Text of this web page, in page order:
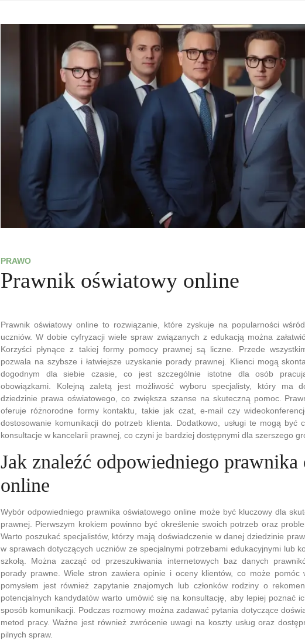
PRAWO
Prawnik oświatowy online
Prawnik oświatowy online to rozwiązanie, które zyskuje na popularności
uczniów. W dobie cyfryzacji wiele spraw związanych z edukacją można
Korzyści płynące z takiej formy pomocy prawnej są liczne. Przede
pozwala na szybsze i łatwiejsze uzyskanie porady prawnej. Klienci mogą
dogodnym dla siebie czasie, co jest szczególnie istotne dla osób
obowiązkami. Kolejną zaletą jest możliwość wyboru specjalisty, który ma
dziedzinie prawa oświatowego, co zwiększa szanse na skuteczną pomoc.
oferuje różnorodne formy kontaktu, takie jak czat, e-mail czy
dostosowanie komunikacji do potrzeb klienta. Dodatkowo, usługi te mogą być
konsultacje w kancelarii prawnej, co czyni je bardziej dostępnymi dla szerszego
Jak znaleźć odpowiedniego prawnika
online
Wybór odpowiedniego prawnika oświatowego online może być kluczowy dla
prawnej. Pierwszym krokiem powinno być określenie swoich potrzeb oraz
Warto poszukać specjalistów, którzy mają doświadczenie w danej dziedzinie
w sprawach dotyczących uczniów ze specjalnymi potrzebami edukacyjnymi lub
szkołą. Można zacząć od przeszukiwania internetowych baz danych
porady prawne. Wiele stron zawiera opinie i oceny klientów, co może pomóc
pomysłem jest również zapytanie znajomych lub członków rodziny o
potencjalnych kandydatów warto umówić się na konsultację, aby lepiej poznać
sposób komunikacji. Podczas rozmowy można zadawać pytania dotyczące
metod pracy. Ważne jest również zwrócenie uwagi na koszty usług oraz
pilnych spraw.